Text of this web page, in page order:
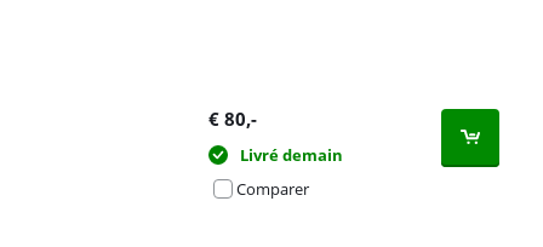
€ 80,-
Livré demain
Comparer